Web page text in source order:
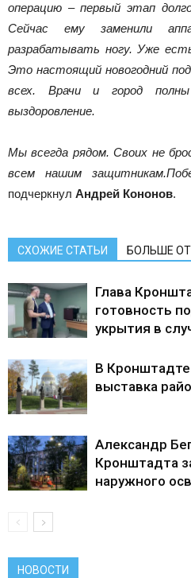
операцию – первый этап
Сейчас ему заменили
разрабатывать ногу. Уже
Это настоящий новогодний
всех. Врачи и город
выздоровление.
Мы всегда рядом. Своих не
всем нашим
подчеркнул Андрей Кононов.
СХОЖИЕ СТАТЬИ БОЛЬШЕ
Глава
готовность
укрытия в
В Кронштадте
выставка
Александр
Кронштадта
наружного
НОВОСТИ